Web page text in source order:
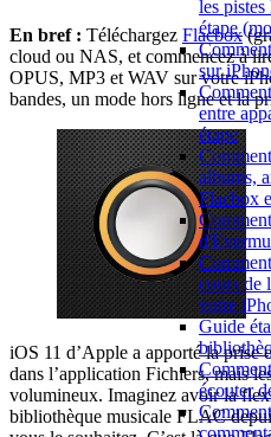
les
étape
sur
entre
étape
albums,
Flacbox
cours de
votre
Guide
écouter
En bref : Téléchargez Flacbox
cloud ou NAS, et commencez à
OPUS, MP3 et WAV sur votre
bandes, un mode hors ligne et la
iOS 11 d’Apple a apporté la
dans l’application Fichiers, mais
volumineux. Imaginez avoir la
bibliothèque musicale FLAC